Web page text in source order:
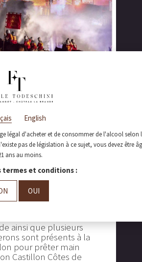
Brande
à la
Castillon
ainsi que plusieurs
sont présents à la
pour prêter main
Castillon Côtes de
English
légal d'acheter et de consommer de l'alcool selon
pas de législation à ce sujet, vous devez être
ans au moins.
termes et conditions :
OUI